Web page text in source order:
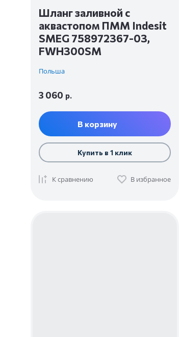
Шланг заливной с
аквастопом ПММ Indesit
SMEG 758972367-03,
FWH300SM
Польша
3 060 р.
В корзину
Купить в 1 клик
К сравнению В избранное